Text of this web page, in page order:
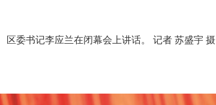
区委书记李应兰在闭幕会上讲话。 记者 苏盛宇 摄